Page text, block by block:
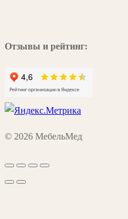
Отзывы и рейтинг:
© 2026 МебельМед